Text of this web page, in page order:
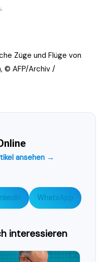
Züge und Flüge von
© AFP/Archiv /
ansehen →
WhatsApp
interessieren